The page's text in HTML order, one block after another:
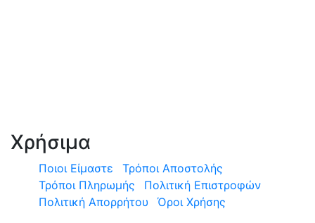
Χρήσιμα
Ποιοι Είμαστε
Τρόποι Αποστολής
Τρόποι Πληρωμής
Πολιτική Επιστροφών
Πολιτική Απορρήτου
Όροι Χρήσης